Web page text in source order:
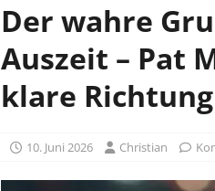
Der wahre
Auszeit – Pat
klare
10. Juni 2026 Christian